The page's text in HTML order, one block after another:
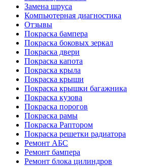
Замена шруса
Компьютерная диагностика
Отзывы
Покраска бампера
Покраска боковых зеркал
Покраска двери
Покраска капота
Покраска крыла
Покраска крыши
Покраска крышки багажника
Покраска кузова
Покраска порогов
Покраска рамы
Покраска Раптором
Покраска решетки радиатора
Ремонт АБС
Ремонт бампера
Ремонт блока цилиндров